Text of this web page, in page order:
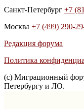
Санкт-Петербург +7
Москва +7 (499) 290-
Редакция форума
Политика
(с) Миграционный
Петербургу и ЛО.